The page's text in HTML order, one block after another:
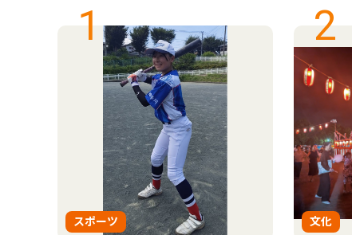
1
スポーツ
2
文化